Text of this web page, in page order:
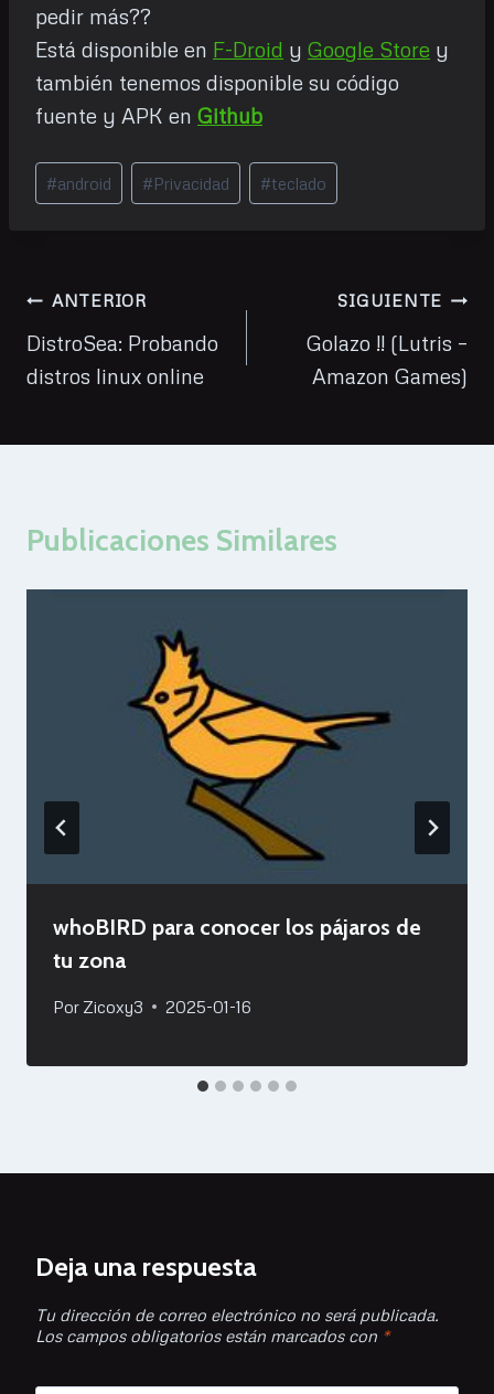
pedir más??
Está disponible en F-Droid y Google Store y
también tenemos disponible su código
fuente y APK en Github
Etiquetas
de
#android #Privacidad #teclado
Navegación
de
entradas
ANTERIOR
DistroSea: Probando
distros linux online
SIGUIENTE
Golazo !! (Lutris –
Amazon Games)
Publicaciones Similares
whoBIRD para conocer los pájaros de
tu zona
Por Zicoxy3 2025-01-16
Deja una respuesta
Tu dirección de correo electrónico no será publicada.
Los campos obligatorios están marcados con *